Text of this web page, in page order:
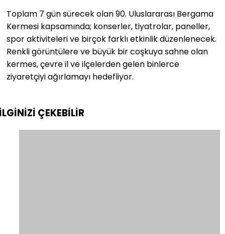
Toplam 7 gün sürecek olan 90. Uluslararası Bergama
Kermesi kapsamında; konserler, tiyatrolar, paneller,
spor aktiviteleri ve birçok farklı etkinlik düzenlenecek.
Renkli görüntülere ve büyük bir coşkuya sahne olan
kermes, çevre il ve ilçelerden gelen binlerce
ziyaretçiyi ağırlamayı hedefliyor.
ÇEKEBİLİR